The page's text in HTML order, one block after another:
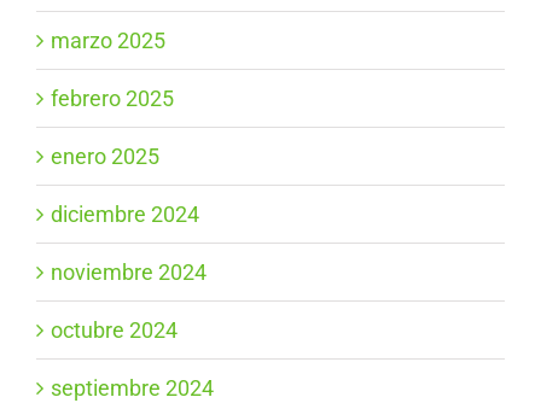
marzo 2025
febrero 2025
enero 2025
diciembre 2024
noviembre 2024
octubre 2024
septiembre 2024